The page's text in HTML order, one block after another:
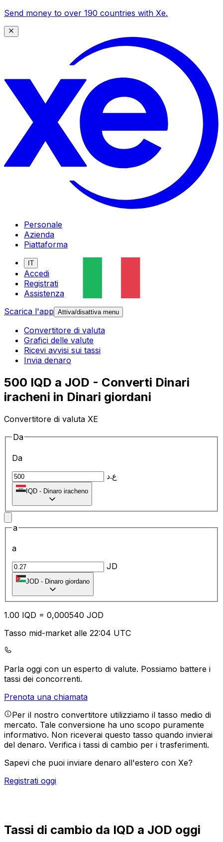
Send money to over 190 countries with Xe.
Personale
Azienda
Piattaforma
IT
Accedi
Registrati
Assistenza
Scarica l'app Attiva/disattiva menu
Convertitore di valuta
Grafici delle valute
Ricevi avvisi sui tassi
Invia denaro
500 IQD a JOD - Converti Dinari
iracheni in Dinari giordani
Convertitore di valuta XE
Da
Da
ع.د
IQD - Dinaro iracheno
a
a
JD
JOD - Dinaro giordano
1.00 IQD = 0,000540 JOD
Tasso mid-market alle 22:04 UTC
Parla oggi con un esperto di valute. Possiamo battere i
tassi dei concorrenti.
Prenota una chiamata
Per il nostro convertitore utilizziamo il tasso medio di
mercato. Tale conversione ha uno scopo puramente
informativo. Non riceverai questo tasso quando invierai
del denaro. Verifica i tassi di cambio per i trasferimenti.
Sapevi che puoi inviare denaro all'estero con Xe?
Registrati oggi
Tassi di cambio da IQD a JOD oggi